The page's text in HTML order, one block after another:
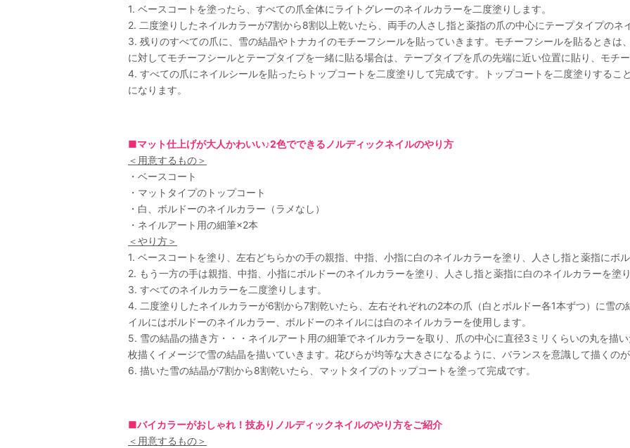
1. ベースコートを塗ったら、すべての爪全体にライトグレーのネイルカラーを二度塗りします。
2. 二度塗りしたネイルカラーが7割から8割以上乾いたら、両手の人さし指と薬指の爪の中心にテープタイプのネ
3. 残りのすべての爪に、雪の結晶やトナカイのモチーフシールを貼っていきます。モチーフシールを貼るときは
に対してモチーフシールとテープタイプを一緒に貼る場合は、テープタイプを爪の先端に近い位置に貼り、モチ
4. すべての爪にネイルシールを貼ったらトップコートを二度塗りして完成です。トップコートを二度塗りするこ
になります。
■マット仕上げが大人かわいい♪2色でできるノルディックネイルのやり方
＜用意するもの＞
・ベースコート
・マットタイプのトップコート
・白、ボルドーのネイルカラー（ラメなし）
・ネイルアート用の細筆×2本
＜やり方＞
1. ベースコートを塗り、左右どちらかの手の親指、中指、小指に白のネイルカラーを塗り、人さし指と薬指にボ
2. もう一方の手は親指、中指、小指にボルドーのネイルカラーを塗り、人さし指と薬指に白のネイルカラーを塗り
3. すべてのネイルカラーを二度塗りします。
4. 二度塗りしたネイルカラーが6割から7割乾いたら、左右それぞれの2本の爪（白とボルドー各1本ずつ）に雪
イルにはボルドーのネイルカラー、ボルドーのネイルには白のネイルカラーを使用します。
5. 雪の結晶の描き方・・・ネイルアート用の細筆でネイルカラーを取り、爪の中心に直径3ミリくらいの丸を描
枚描くイメージで雪の結晶を描いていきます。花びらが均等な大きさになるように、バランスを意識して描くのが
6. 描いた雪の結晶が7割から8割乾いたら、マットタイプのトップコートを塗って完成です。
■バイカラーがおしゃれ！技ありノルディックネイルのやり方をご紹介
＜用意するもの＞